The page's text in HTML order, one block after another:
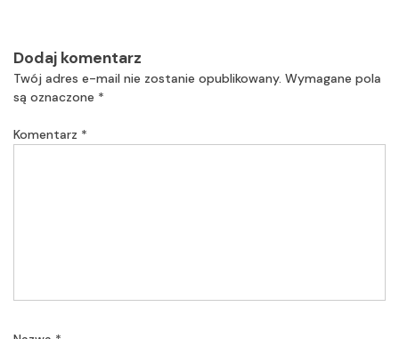
Dodaj komentarz
Twój adres e-mail nie zostanie opublikowany. Wymagane pola
są oznaczone *
Komentarz *